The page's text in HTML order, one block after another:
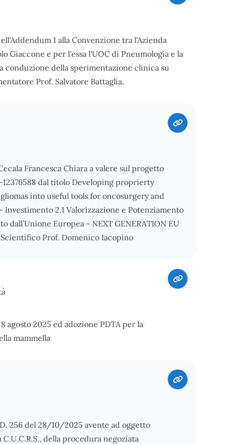
1 alla Convenzione tra l'Azienda
Giaccone e per l'essa l'UOC di Pneumologia e la
conduzione della sperimentazione clinica su
Prof. Salvatore Battaglia.
Francesca Chiara a valere sul progetto
dal titolo Developing proprierty
into useful tools for oncosurgery and
2.1 Valorizzazione e Potenziamento
dall’Unione Europea - NEXT GENERATION EU
Prof. Domenico Iacopino
agosto 2025 ed adozione PDTA per la
mammella
256 del 28/10/2025 avente ad oggetto
della procedura negoziata